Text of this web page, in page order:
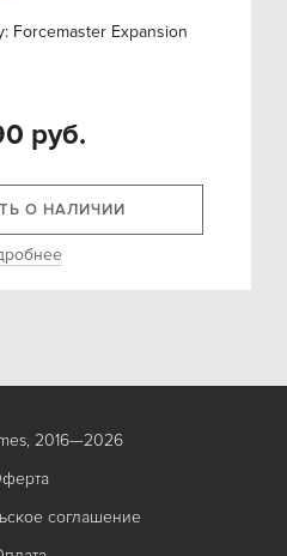
Forcemaster Expansion
руб.
О НАЛИЧИИ
2016—2026
соглашение